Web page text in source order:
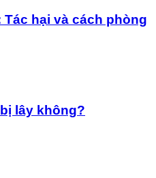
hại và cách phòng
lây không?